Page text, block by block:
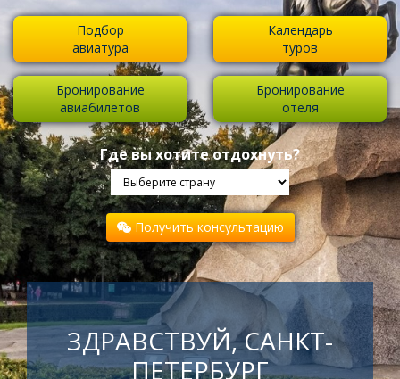
Подбор
авиатура
Календарь
туров
Бронирование
авиабилетов
Бронирование
отеля
Где вы хотите отдохнуть?
Получить консультацию
ЗДРАВСТВУЙ, САНКТ-
ПЕТЕРБУРГ